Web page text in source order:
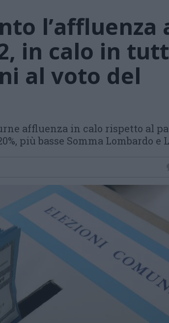
l’affluenza
in calo in
al voto del
affluenza in calo rispetto al
più basse Somma Lombardo e